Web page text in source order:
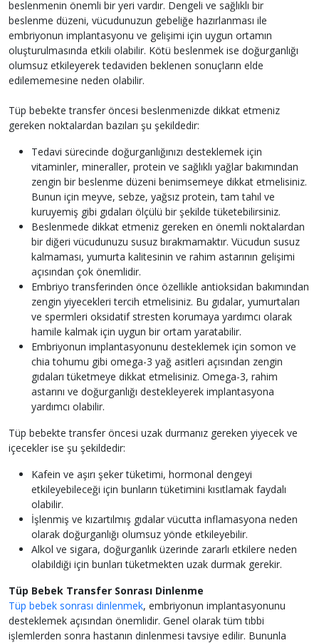
beslenmenin önemli bir yeri vardır. Dengeli ve sağlıklı bir
beslenme düzeni, vücudunuzun gebeliğe hazırlanması ile
embriyonun implantasyonu ve gelişimi için uygun ortamın
oluşturulmasında etkili olabilir. Kötü beslenmek ise doğurganlığı
olumsuz etkileyerek tedaviden beklenen sonuçların elde
edilememesine neden olabilir.
Tüp bebekte transfer öncesi beslenmenizde dikkat etmeniz
gereken noktalardan bazıları şu şekildedir:
Tedavi sürecinde doğurganlığınızı desteklemek için
vitaminler, mineraller, protein ve sağlıklı yağlar bakımından
zengin bir beslenme düzeni benimsemeye dikkat etmelisiniz.
Bunun için meyve, sebze, yağsız protein, tam tahıl ve
kuruyemiş gibi gıdaları ölçülü bir şekilde tüketebilirsiniz.
Beslenmede dikkat etmeniz gereken en önemli noktalardan
bir diğeri vücudunuzu susuz bırakmamaktır. Vücudun susuz
kalmaması, yumurta kalitesinin ve rahim astarının gelişimi
açısından çok önemlidir.
Embriyo transferinden önce özellikle antioksidan bakımından
zengin yiyecekleri tercih etmelisiniz. Bu gıdalar, yumurtaları
ve spermleri oksidatif stresten korumaya yardımcı olarak
hamile kalmak için uygun bir ortam yaratabilir.
Embriyonun implantasyonunu desteklemek için somon ve
chia tohumu gibi omega-3 yağ asitleri açısından zengin
gıdaları tüketmeye dikkat etmelisiniz. Omega-3, rahim
astarını ve doğurganlığı destekleyerek implantasyona
yardımcı olabilir.
Tüp bebekte transfer öncesi uzak durmanız gereken yiyecek ve
içecekler ise şu şekildedir:
Kafein ve aşırı şeker tüketimi, hormonal dengeyi
etkileyebileceği için bunların tüketimini kısıtlamak faydalı
olabilir.
İşlenmiş ve kızartılmış gıdalar vücutta inflamasyona neden
olarak doğurganlığı olumsuz yönde etkileyebilir.
Alkol ve sigara, doğurganlık üzerinde zararlı etkilere neden
olabildiği için bunları tüketmekten uzak durmak gerekir.
Tüp Bebek Transfer Sonrası Dinlenme
Tüp bebek sonrası dinlenmek, embriyonun implantasyonunu
desteklemek açısından önemlidir. Genel olarak tüm tıbbi
işlemlerden sonra hastanın dinlenmesi tavsiye edilir. Bununla